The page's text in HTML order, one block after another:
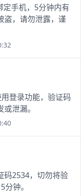
定手机，5分钟内有
盗，请勿泄露，谨
登录功能，验证码
泄漏。
码2534，切勿将验
钟。